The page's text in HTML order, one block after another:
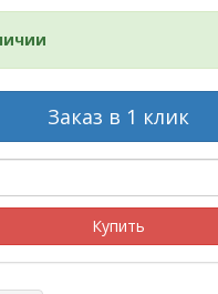
Заказ в 1 клик
Купить